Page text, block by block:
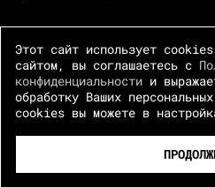
© 2026 Центр Зотов · Все права
Этот сайт использует
сайтом, вы соглашаетесь с
конфиденциальности и
обработку Ваших
cookies вы можете в